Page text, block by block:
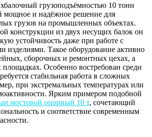
грузоподъёмностью 10 тонн
мощное и надёжное решение для
грузов на промышленных объектах.
конструкции из двух несущих балок он
устойчивость даже при работе с
изделиями. Такое оборудование активно
сборочных и ремонтных цехах, а
Особенно востребован среди
стабильная работа в сложных
при экстремальных температурах или
Ярким примером подобной
мостовой опорный 10 т, сочетающий
и соответствие современным